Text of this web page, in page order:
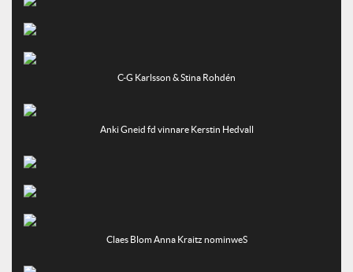
C-G Karlsson & Stina Rohdén
Anki Gneid fd vinnare Kerstin Hedvall
Claes Blom Anna Kraitz nominweS